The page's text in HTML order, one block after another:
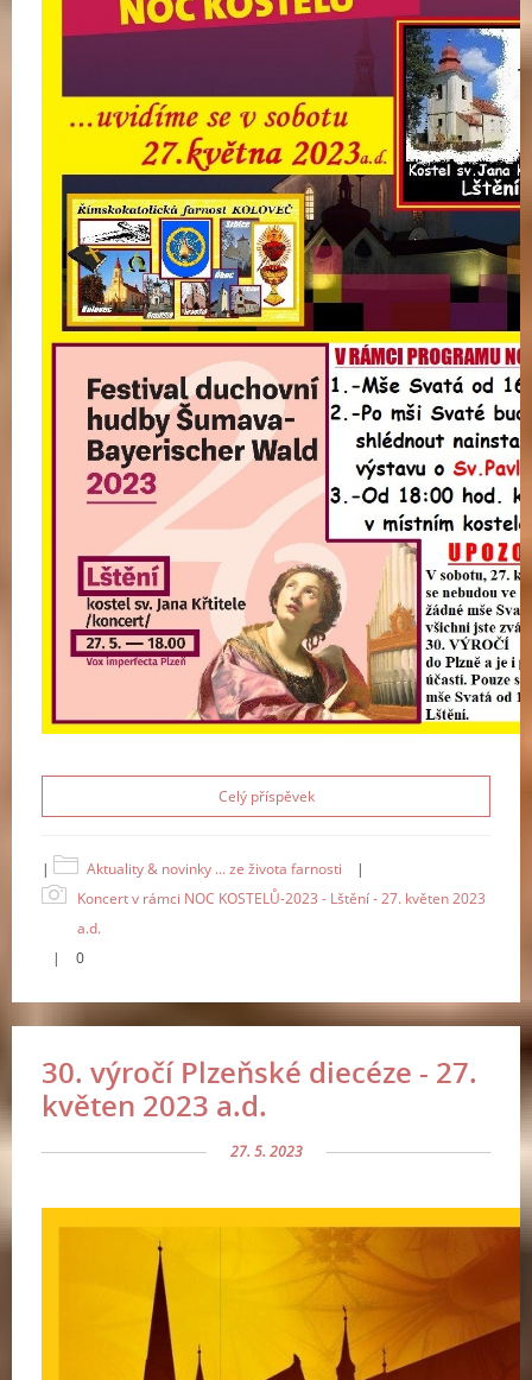
Celý příspěvek
| Aktuality & novinky ... ze života farnosti
|
Koncert v rámci NOC KOSTELŮ-2023 - Lštění - 27. květen 2023
a.d.
|
0
30. výročí Plzeňské diecéze - 27.
květen 2023 a.d.
27. 5. 2023